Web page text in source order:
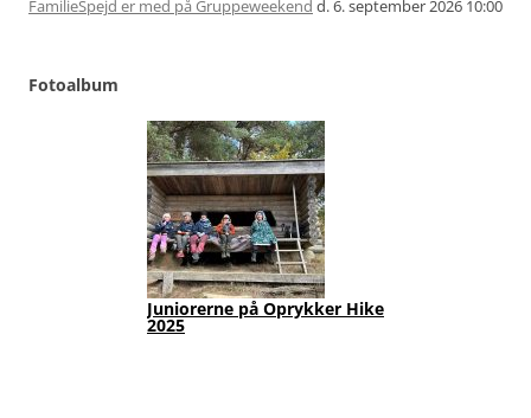
FamilieSpejd er med på Gruppeweekend d. 6. september 2026 10:00
Fotoalbum
Juniorerne på Oprykker Hike
2025